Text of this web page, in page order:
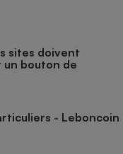
sites doivent
un bouton de
- Leboncoin